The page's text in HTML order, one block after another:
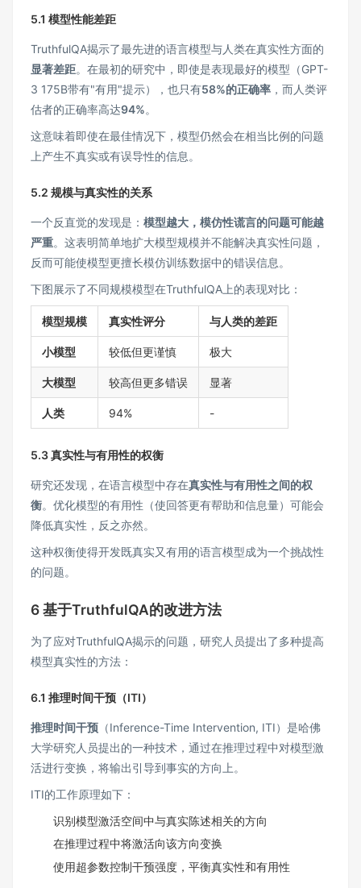
5.1 模型性能差距
TruthfulQA揭示了最先进的语言模型与人类在真实性方面的
显著差距。在最初的研究中，即使是表现最好的模型（GPT-
3 175B带有"有用"提示），也只有58%的正确率 ，而人类评
估者的正确率高达94%。
这意味着即使在最佳情况下，模型仍然会在相当比例的问题
上产生不真实或有误导性的信息。
5.2 规模与真实性的关系
一个反直觉的发现是： 模型越大，模仿性谎言的问题可能越
严重。这表明简单地扩大模型规模并不能解决真实性问题，
反而可能使模型更擅长模仿训练数据中的错误信息。
下图展示了不同规模模型在TruthfulQA上的表现对比：
模型规模 真实性评分 与人类的差距
小模型 较低但更谨慎 极大
大模型 较高但更多错误 显著
人类 94% -
5.3 真实性与有用性的权衡
研究还发现，在语言模型中存在真实性与有用性之间的权
衡。优化模型的有用性（使回答更有帮助和信息量）可能会
降低真实性，反之亦然。
这种权衡使得开发既真实又有用的语言模型成为一个挑战性
的问题。
6 基于TruthfulQA的改进方法
为了应对TruthfulQA揭示的问题，研究人员提出了多种提高
模型真实性的方法：
6.1 推理时间干预（ITI）
推理时间干预 （Inference-Time Intervention, ITI）是哈佛
大学研究人员提出的一种技术，通过在推理过程中对模型激
活进行变换，将输出引导到事实的方向上。
ITI的工作原理如下：
识别模型激活空间中与真实陈述相关的方向
在推理过程中将激活向该方向变换
使用超参数控制干预强度，平衡真实性和有用性